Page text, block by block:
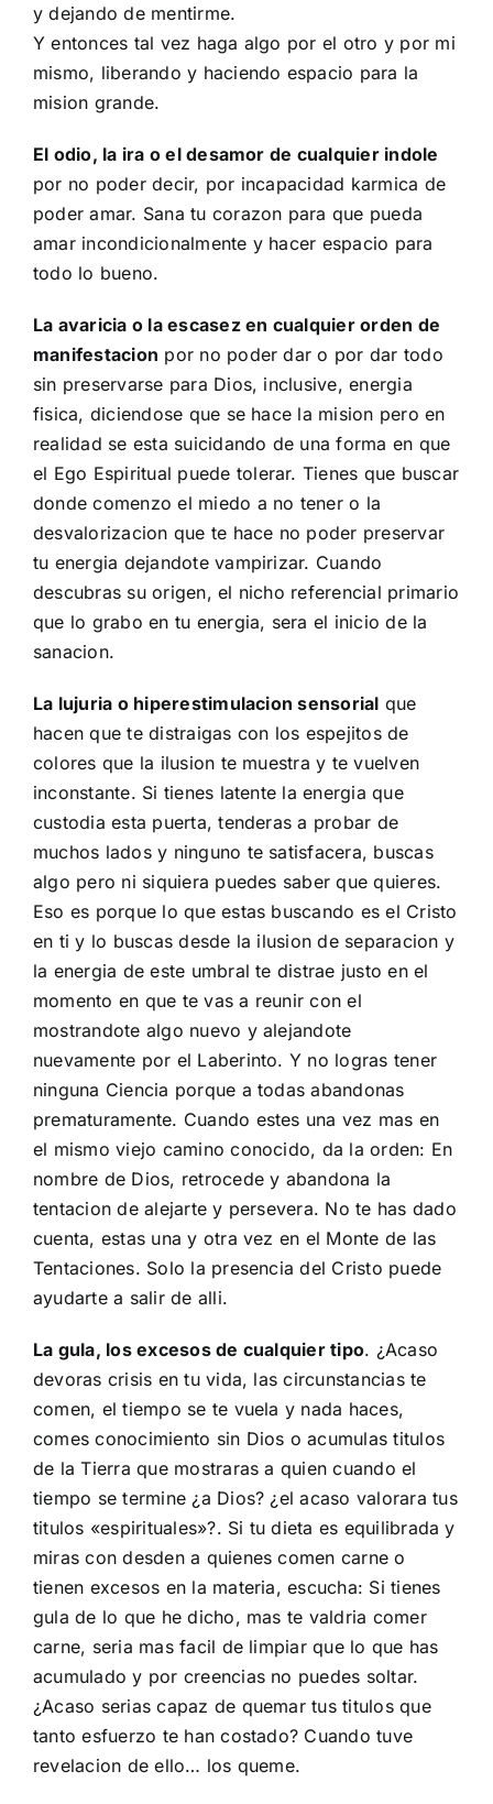
y dejando de mentirme.
Y entonces tal vez haga algo por el otro y por mi
mismo, liberando y haciendo espacio para la
mision grande.
El odio, la ira o el desamor de cualquier indole
por no poder decir, por incapacidad karmica de
poder amar. Sana tu corazon para que pueda
amar incondicionalmente y hacer espacio para
todo lo bueno.
La avaricia o la escasez en cualquier orden de
manifestacion por no poder dar o por dar todo
sin preservarse para Dios, inclusive, energia
fisica, diciendose que se hace la mision pero en
realidad se esta suicidando de una forma en que
el Ego Espiritual puede tolerar. Tienes que buscar
donde comenzo el miedo a no tener o la
desvalorizacion que te hace no poder preservar
tu energia dejandote vampirizar. Cuando
descubras su origen, el nicho referencial primario
que lo grabo en tu energia, sera el inicio de la
sanacion.
La lujuria o hiperestimulacion sensorial que
hacen que te distraigas con los espejitos de
colores que la ilusion te muestra y te vuelven
inconstante. Si tienes latente la energia que
custodia esta puerta, tenderas a probar de
muchos lados y ninguno te satisfacera, buscas
algo pero ni siquiera puedes saber que quieres.
Eso es porque lo que estas buscando es el Cristo
en ti y lo buscas desde la ilusion de separacion y
la energia de este umbral te distrae justo en el
momento en que te vas a reunir con el
mostrandote algo nuevo y alejandote
nuevamente por el Laberinto. Y no logras tener
ninguna Ciencia porque a todas abandonas
prematuramente. Cuando estes una vez mas en
el mismo viejo camino conocido, da la orden: En
nombre de Dios, retrocede y abandona la
tentacion de alejarte y persevera. No te has dado
cuenta, estas una y otra vez en el Monte de las
Tentaciones. Solo la presencia del Cristo puede
ayudarte a salir de alli.
La gula, los excesos de cualquier tipo. ¿Acaso
devoras crisis en tu vida, las circunstancias te
comen, el tiempo se te vuela y nada haces,
comes conocimiento sin Dios o acumulas titulos
de la Tierra que mostraras a quien cuando el
tiempo se termine ¿a Dios? ¿el acaso valorara tus
titulos «espirituales»?. Si tu dieta es equilibrada y
miras con desden a quienes comen carne o
tienen excesos en la materia, escucha: Si tienes
gula de lo que he dicho, mas te valdria comer
carne, seria mas facil de limpiar que lo que has
acumulado y por creencias no puedes soltar.
¿Acaso serias capaz de quemar tus titulos que
tanto esfuerzo te han costado? Cuando tuve
revelacion de ello… los queme.